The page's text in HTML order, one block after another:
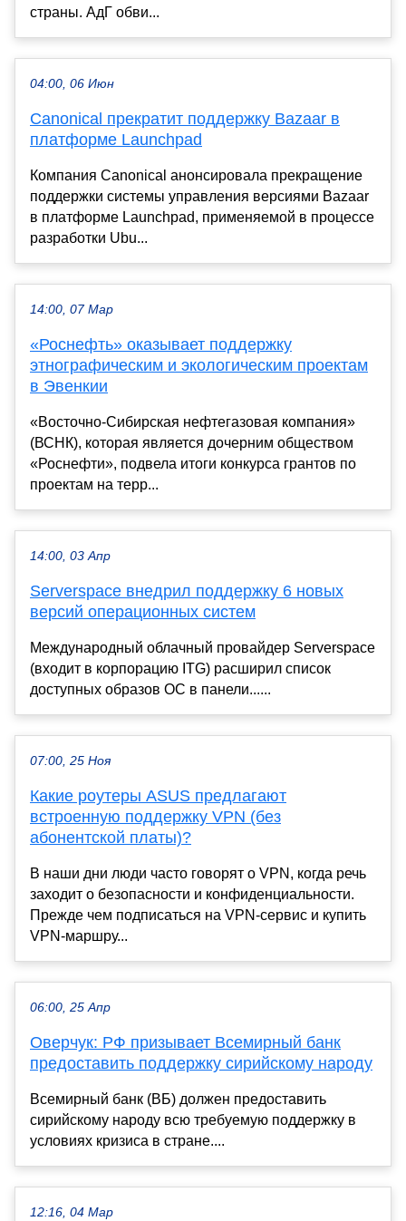
страны. АдГ обви...
04:00, 06 Июн
Canonical прекратит поддержку Bazaar в
платформе Launchpad
Компания Canonical анонсировала прекращение
поддержки системы управления версиями Bazaar
в платформе Launchpad, применяемой в процессе
разработки Ubu...
14:00, 07 Мар
«Роснефть» оказывает поддержку
этнографическим и экологическим проектам
в Эвенкии
«Восточно-Сибирская нефтегазовая компания»
(ВСНК), которая является дочерним обществом
«Роснефти», подвела итоги конкурса грантов по
проектам на терр...
14:00, 03 Апр
Serverspace внедрил поддержку 6 новых
версий операционных систем
Международный облачный провайдер Serverspace
(входит в корпорацию ITG) расширил список
доступных образов ОС в панели......
07:00, 25 Ноя
Какие роутеры ASUS предлагают
встроенную поддержку VPN (без
абонентской платы)?
В наши дни люди часто говорят о VPN, когда речь
заходит о безопасности и конфиденциальности.
Прежде чем подписаться на VPN-сервис и купить
VPN-маршру...
06:00, 25 Апр
Оверчук: РФ призывает Всемирный банк
предоставить поддержку сирийскому народу
Всемирный банк (ВБ) должен предоставить
сирийскому народу всю требуемую поддержку в
условиях кризиса в стране....
12:16, 04 Мар